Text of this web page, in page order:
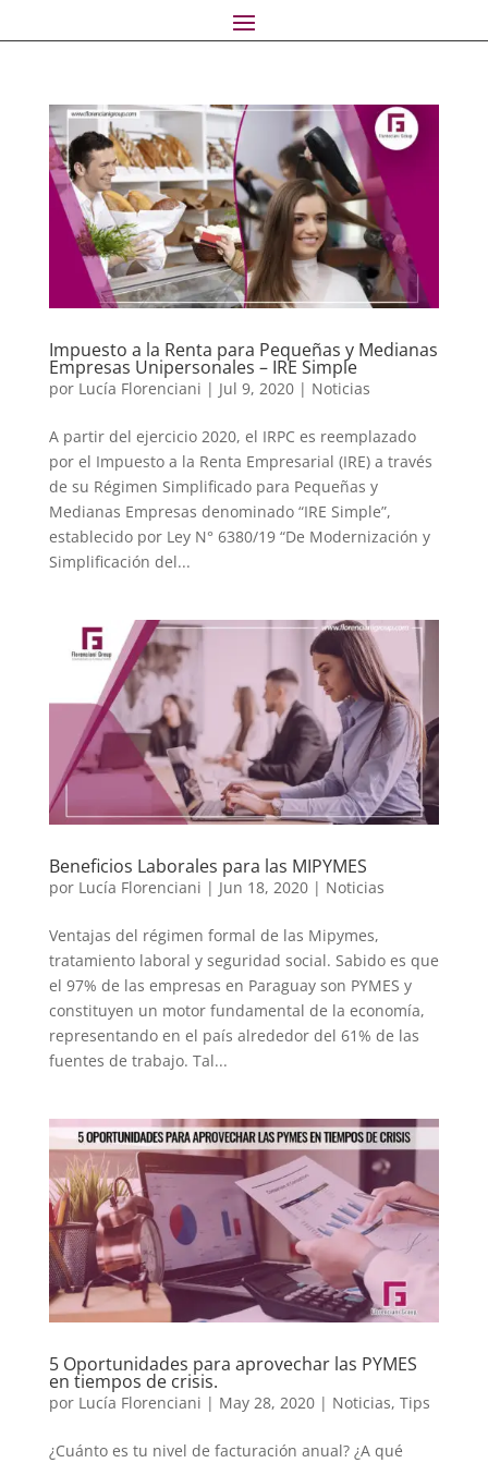
Impuesto a la Renta para Pequeñas y Medianas
Empresas Unipersonales – IRE Simple
por Lucía Florenciani | Jul 9, 2020| Noticias
A partir del ejercicio 2020, el IRPC es reemplazado
por el Impuesto a la Renta Empresarial (IRE) a través
de su Régimen Simplificado para Pequeñas y
Medianas Empresas denominado “IRE Simple”,
establecido por Ley N° 6380/19 “De Modernización y
Simplificación del...
Beneficios Laborales para las MIPYMES
por Lucía Florenciani | Jun 18, 2020| Noticias
Ventajas del régimen formal de las Mipymes,
tratamiento laboral y seguridad social. Sabido es que
el 97% de las empresas en Paraguay son PYMES y
constituyen un motor fundamental de la economía,
representando en el país alrededor del 61% de las
fuentes de trabajo. Tal...
5 Oportunidades para aprovechar las PYMES
en tiempos de crisis.
por Lucía Florenciani | May 28, 2020| Noticias, Tips
¿Cuánto es tu nivel de facturación anual? ¿A qué